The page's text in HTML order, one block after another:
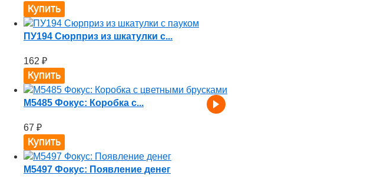
ПУ194 Сюрприз из шкатулки с...
162 ₽
M5485 Фокус: Коробка с...
67 ₽
M5497 Фокус: Появление денег